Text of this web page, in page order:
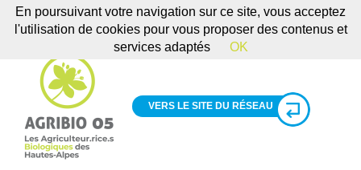
VERS LE SITE DU RÉSEAU
En poursuivant votre navigation sur ce site, vous acceptez
l'utilisation de cookies pour vous proposer des contenus et
services adaptés
OK